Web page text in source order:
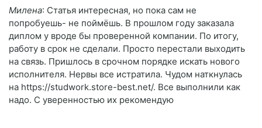
Милена: Статья интересная, но пока сам не
попробуешь- не поймёшь. В прошлом году заказала
диплом у вроде бы проверенной компании. По итогу,
работу в срок не сделали. Просто перестали выходить
на связь. Пришлось в срочном порядке искать нового
исполнителя. Нервы все истратила. Чудом наткнулась
на https://studwork.store-best.net/. Все выполнили как
надо. С уверенностью их рекомендую